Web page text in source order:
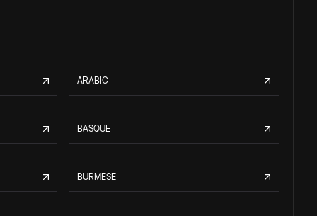
ARABIC
BASQUE
BURMESE